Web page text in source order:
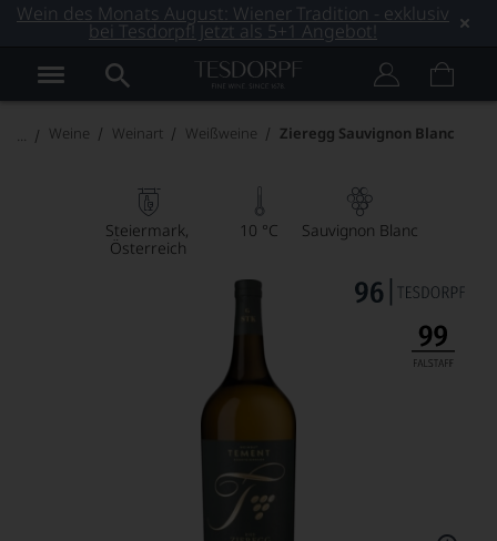
Wein des Monats August: Wiener Tradition - exklusiv
bei Tesdorpf! Jetzt als 5+1 Angebot!
Weine Weinart Weißweine Zieregg Sauvignon Blanc
Steiermark
Österreich
10 °C Sauvignon Blanc